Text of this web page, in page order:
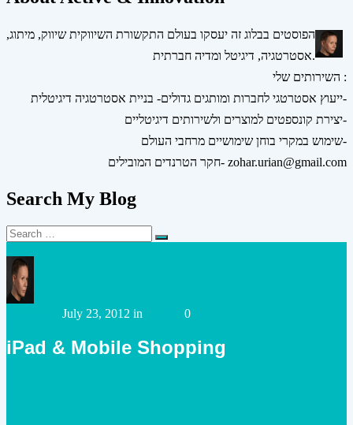
הפוסטים בבלוג זה יעסקו בעולם התקשורת השיווקית שיווק, מיתוג,
אסטרטגיה, דיגיטל ומדיה חברתית.
השירותים שלי :
ייעוץ אסטרטגי לחברות ומותגים גדולים- בניית אסטרטגיה דיגיטלית-
יצירת קונספטים למוצרים ולשירותים דיגיטליים-
שימוש במקרי בוחן שימושיים מרחבי העולם-
חקר הטרנדים המובילים- zohar.urian@gmail.com
Search My Blog
Search
for:
Search
July 23, 2012 in 0
iPad & Mobile Shopping